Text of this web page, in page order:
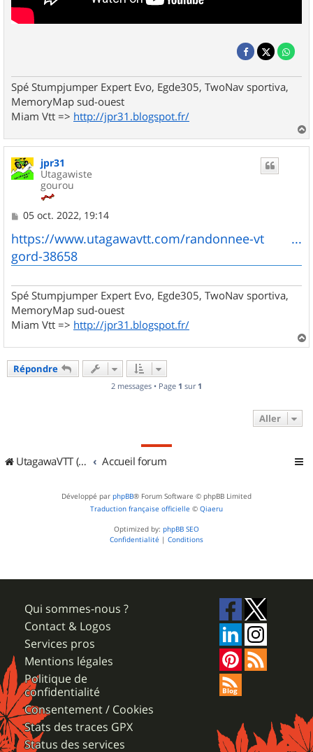
Spé Stumpjumper Expert Evo, Egde305, TwoNav sportiva,
MemoryMap sud-ouest
Miam Vtt => http://jpr31.blogspot.fr/
a
u
jpr31
Utagawiste
gourou
M
s
s
a
g
05 oct. 2022, 19:14
https://www.utagawavtt.com/randonnee-vt ...
gord-38658
Spé Stumpjumper Expert Evo, Egde305, TwoNav sportiva,
MemoryMap sud-ouest
Miam Vtt => http://jpr31.blogspot.fr/
a
Répondre
2 messages • Page 1 sur 1
Aller
UtagawaVTT (Randos VTT et VTTAE avec traces GPS) Accueil forum
Développé par phpBB® Forum Software © phpBB Limited
Traduction française officielle © Qiaeru
Optimized by: phpBB SEO
Confidentialité | Conditions
Qui sommes-nous ?
Contact & Logos
Services pros
Mentions légales
Politique de
confidentialité
Consentement / Cookies
Stats des traces GPX
Status des services